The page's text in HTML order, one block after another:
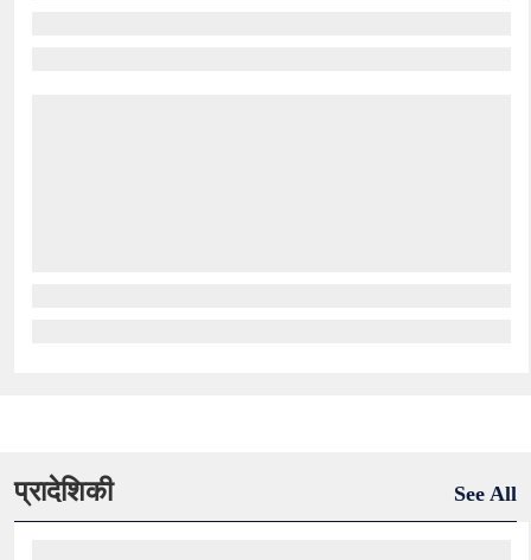
प्रादेशिकी See All